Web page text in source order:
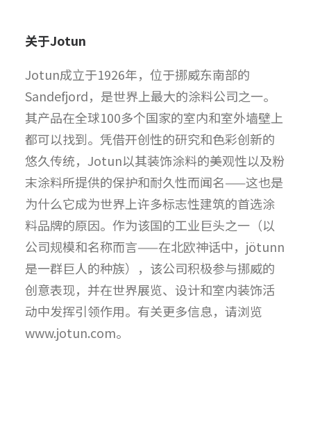
关于Jotun
Jotun成立于1926年，位于挪威东南部的
Sandefjord，是世界上最大的涂料公司之一。
其产品在全球100多个国家的室内和室外墙壁上
都可以找到。凭借开创性的研究和色彩创新的
悠久传统，Jotun以其装饰涂料的美观性以及粉
末涂料所提供的保护和耐久性而闻名——这也是
为什么它成为世界上许多标志性建筑的首选涂
料品牌的原因。作为该国的工业巨头之一（以
公司规模和名称而言——在北欧神话中，jötunn
是一群巨人的种族），该公司积极参与挪威的
创意表现，并在世界展览、设计和室内装饰活
动中发挥引领作用。有关更多信息，请浏览
www.jotun.com。